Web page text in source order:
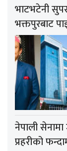
भाटभटेनी
भक्तपुरबाट
नेपाली सेनामा
प्रहरीको